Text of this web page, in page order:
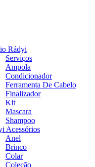
Rádyi
Serviços
Ampola
Condicionador
Ferramenta De Cabelo
Finalizador
Kit
Mascara
Shampoo
Acessórios
Anel
Brinco
Colar
Coleção